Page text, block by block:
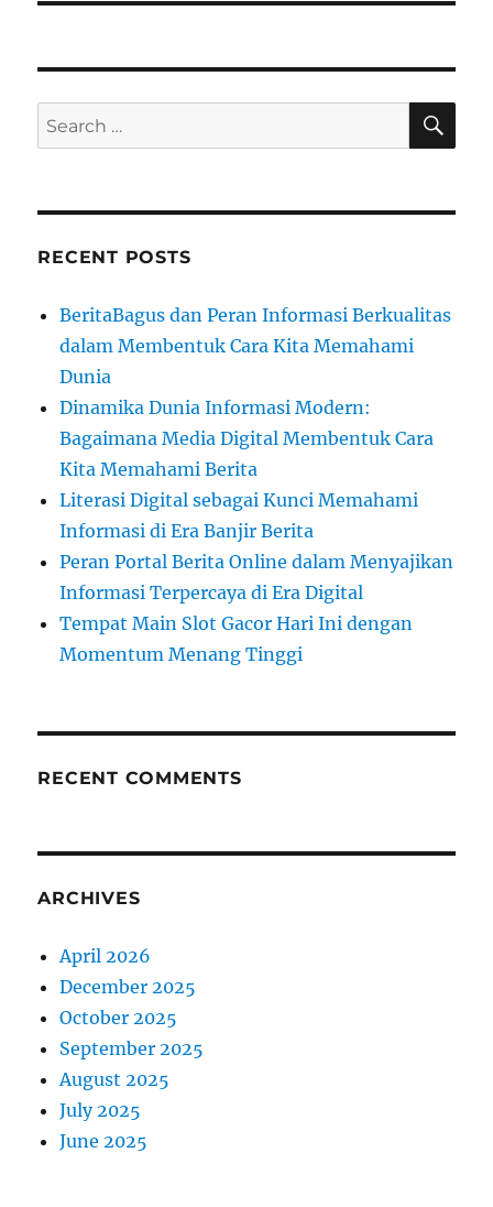
Search
for:
RECENT POSTS
BeritaBagus dan Peran Informasi Berkualitas
dalam Membentuk Cara Kita Memahami
Dunia
Dinamika Dunia Informasi Modern:
Bagaimana Media Digital Membentuk Cara
Kita Memahami Berita
Literasi Digital sebagai Kunci Memahami
Informasi di Era Banjir Berita
Peran Portal Berita Online dalam Menyajikan
Informasi Terpercaya di Era Digital
Tempat Main Slot Gacor Hari Ini dengan
Momentum Menang Tinggi
RECENT COMMENTS
ARCHIVES
April 2026
December 2025
October 2025
September 2025
August 2025
July 2025
June 2025